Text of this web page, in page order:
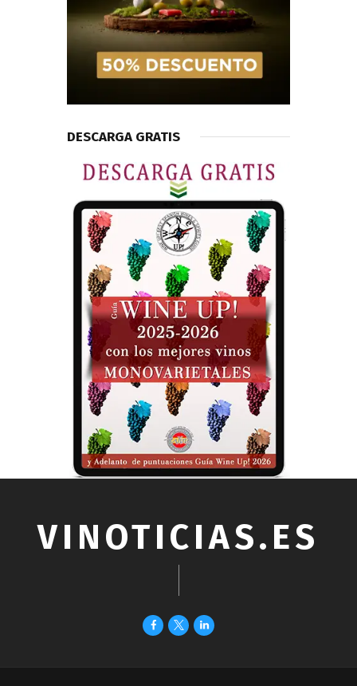
DESCARGA GRATIS
VINOTICIAS.ES